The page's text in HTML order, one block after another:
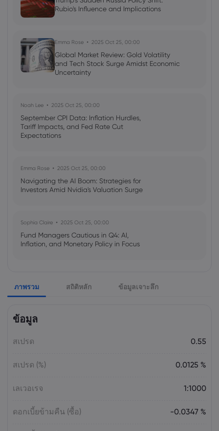
Georgy Istigechev 2024 Mar 19, 10:30
Rubio's Influence and Implications
Emma Rose 2025 Oct 25, 00:00
Global Market Review: Gold Volatility
and Tech Stock Surge Amidst Economic
Uncertainty
Noah Lee 2025 Oct 25, 00:00
September CPI Data: Inflation Hurdles,
Tariff Impacts, and Fed Rate Cut
Expectations
Emma Rose 2025 Oct 25, 00:00
Navigating the AI Boom: Strategies for
Investors Amid Nvidia's Valuation Surge
Sophia Claire 2025 Oct 25, 00:00
Fund Managers Cautious in Q4: AI,
Inflation, and Monetary Policy in Focus
US Government Shutdown Threatens
October Inflation Data Release
US-EU Relations: Russia Sanctions Unite
Emma Rose
Overheating, U.S. Trade Policy Risk
ภาพรวม สถิติหลัก ข้อมูลเจาะลึก
ข้อมูล
สเปรด 0.55
สเปรด (%) 0.0125 %
เลเวอเรจ 1:1000
ดอกเบี้ยข้ามคืน (ซื้อ) -0.0347 %